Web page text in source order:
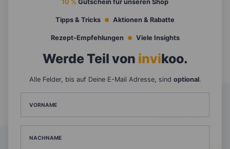
10 % Gutschein für unseren Shop
Tipps & Tricks Aktionen & Rabatte
Rezept-Empfehlungen Viele Insights
Werde Teil von invikoo.
Alle Felder, bis auf Deine E-Mail Adresse, sind optional.
VORNAME
NACHNAME